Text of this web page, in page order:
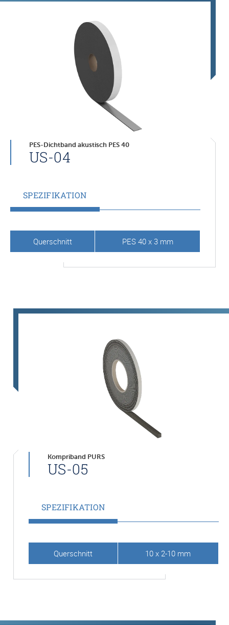
PES-Dichtband akustisch PES 40
US-04
SPEZIFIKATION
Querschnitt PES 40 x 3 mm
Kompriband PURS
US-05
SPEZIFIKATION
Querschnitt 10 x 2-10 mm